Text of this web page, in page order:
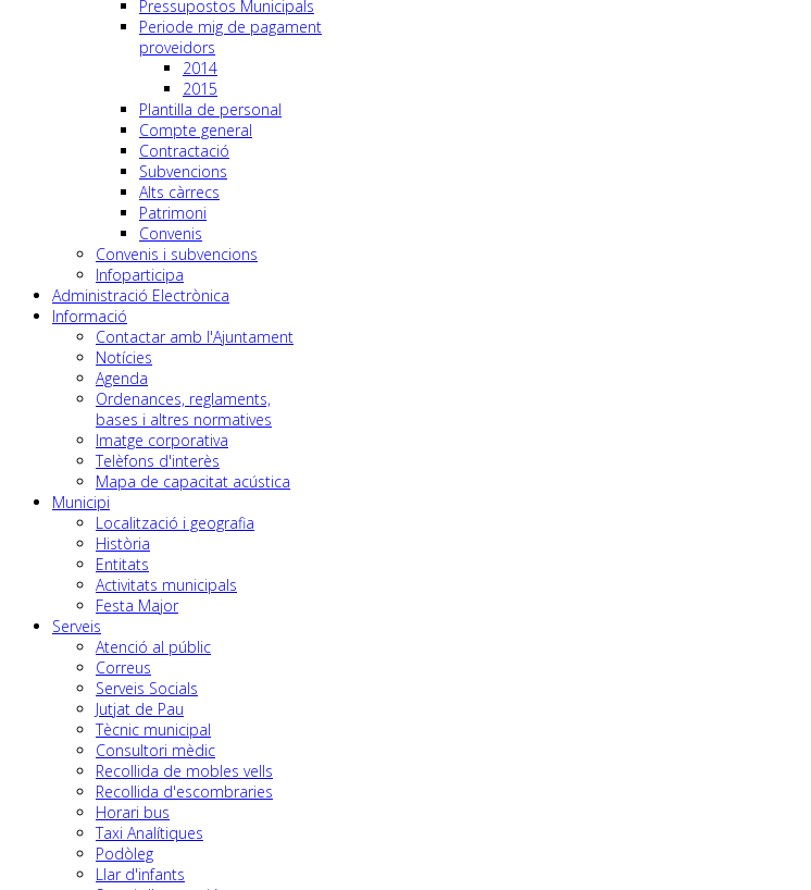
Pressupostos Municipals
Periode mig de pagament
proveidors
2014
2015
Plantilla de personal
Compte general
Contractació
Subvencions
Alts càrrecs
Patrimoni
Convenis
Convenis i subvencions
Infoparticipa
Administració Electrònica
Informació
Contactar amb l'Ajuntament
Notícies
Agenda
Ordenances, reglaments,
bases i altres normatives
Imatge corporativa
Telèfons d'interès
Mapa de capacitat acústica
Municipi
Localització i geografia
Història
Entitats
Activitats municipals
Festa Major
Serveis
Atenció al públic
Correus
Serveis Socials
Jutjat de Pau
Tècnic municipal
Consultori mèdic
Recollida de mobles vells
Recollida d'escombraries
Horari bus
Taxi Analítiques
Podòleg
Llar d'infants